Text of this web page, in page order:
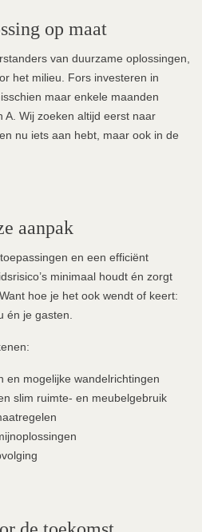
op maat
van duurzame oplossingen,
het milieu. Fors investeren in
maar enkele maanden
A. Wij zoeken altijd eerst naar
nu iets aan hebt, maar ook in de
aanpak
en een efficiënt
minimaal houdt én zorgt
hoe je het ook wendt of keert:
én je gasten.
en mogelijke wandelrichtingen
slim ruimte- en meubelgebruik